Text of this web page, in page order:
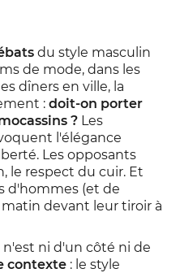
du style masculin
de mode, dans les
dîners en ville, la
: doit-on porter
? Les
l'élégance
Les opposants
le respect du cuir. Et
d'hommes (et de
devant leur tiroir à
ni d'un côté ni de
contexte : le style